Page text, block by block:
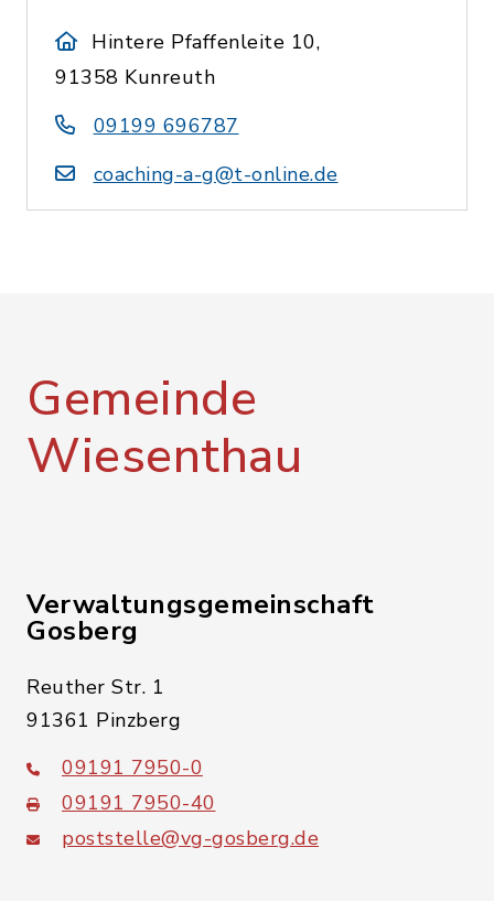
Hintere Pfaffenleite 10,
91358 Kunreuth
09199 696787
coaching-a-g@t-online.de
Gemeinde
Wiesenthau
Verwaltungsgemeinschaft
Gosberg
Reuther Str. 1
91361 Pinzberg
09191 7950-0
09191 7950-40
poststelle@vg-gosberg.de